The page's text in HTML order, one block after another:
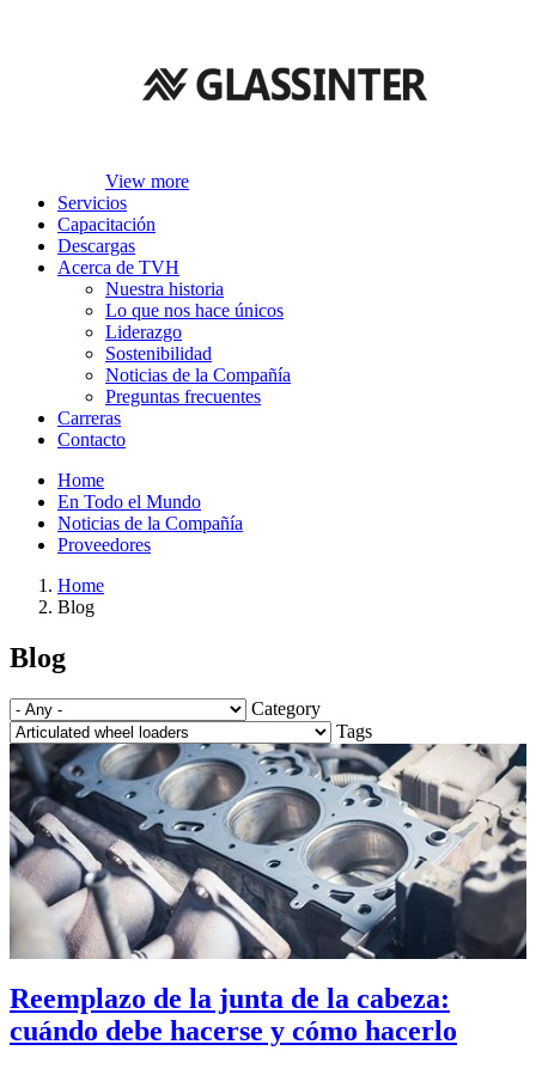
View more
Servicios
Capacitación
Descargas
Acerca de TVH
Nuestra historia
Lo que nos hace únicos
Liderazgo
Sostenibilidad
Noticias de la Compañía
Preguntas frecuentes
Carreras
Contacto
Top
menu
Home
En Todo el Mundo
Noticias de la Compañía
Proveedores
Breadcrumb
Home
Blog
Blog
Category
Tags
Reemplazo de la junta de la cabeza:
cuándo debe hacerse y cómo hacerlo